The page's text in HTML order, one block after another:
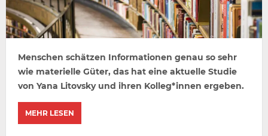
Menschen schätzen Informationen genau so sehr
wie materielle Güter, das hat eine aktuelle Studie
von Yana Litovsky und ihren Kolleg*innen ergeben.
MEHR LESEN